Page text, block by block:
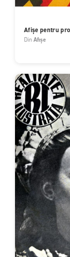
Afișe pentru
DinAfișe